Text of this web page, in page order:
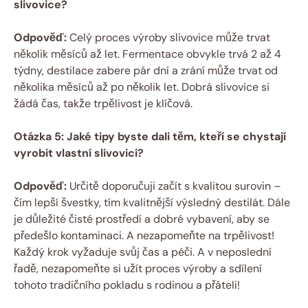
slivovice?
Odpověď:Celý proces výroby slivovice může trvat
několik měsíců až let. Fermentace obvykle trvá 2 až 4
týdny, destilace zabere pár dní a zrání může trvat od
několika měsíců až po několik let. Dobrá slivovice si
žádá čas, takže trpělivost je klíčová.
Otázka 5: Jaké tipy byste dali těm, kteří se chystají
vyrobit vlastní slivovici?
Odpověď: Určitě doporučuji začít s kvalitou surovin –
čím lepší švestky, tím kvalitnější výsledný destilát. Dále
je důležité čisté prostředí a dobré vybavení, aby se
předešlo kontaminaci. A nezapomeňte na trpělivost!
Každý krok vyžaduje svůj čas a péči. A v neposlední
řadě, nezapomeňte si užít proces výroby a sdílení
tohoto tradičního pokladu s rodinou a přáteli!